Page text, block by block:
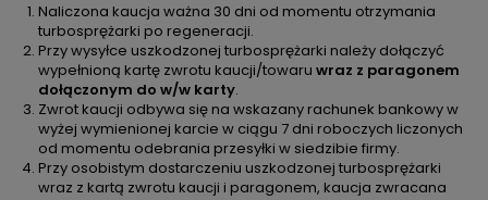
Naliczona kaucja ważna 30 dni od momentu otrzymania
turbosprężarki po regeneracji.
Przy wysyłce uszkodzonej turbosprężarki należy dołączyć
wypełnioną kartę zwrotu kaucji/towaru wraz z paragonem
dołączonym do w/w karty.
Zwrot kaucji odbywa się na wskazany rachunek bankowy w
wyżej wymienionej karcie w ciągu 7 dni roboczych liczonych
od momentu odebrania przesyłki w siedzibie firmy.
Przy osobistym dostarczeniu uszkodzonej turbosprężarki
wraz z kartą zwrotu kaucji i paragonem, kaucja zwracana